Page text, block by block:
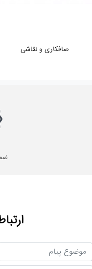
صافکاری و نقاشی